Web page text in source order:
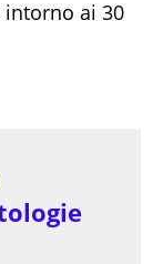
intorno ai 30